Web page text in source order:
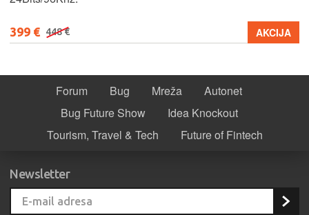
399 € 448 € AKCIJA
Forum Bug Mreža
Autonet
Bug Future Show
Idea Knockout
Tourism, Travel & Tech
Future of Fintech
Newsletter